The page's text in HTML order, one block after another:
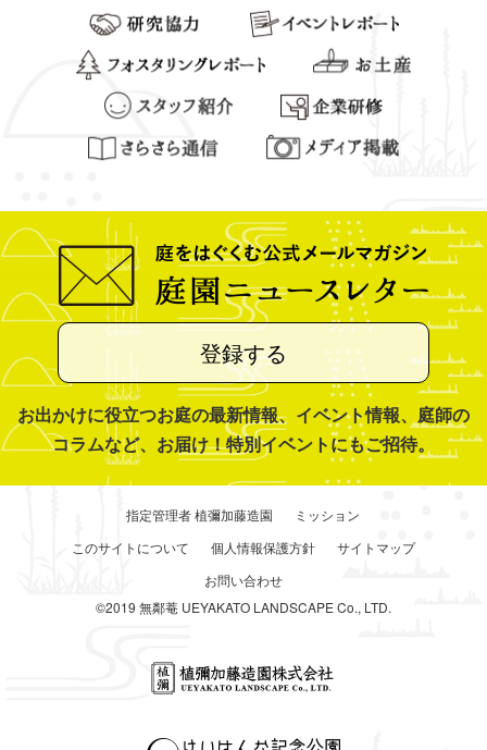
登録する
お出かけに役立つお庭の最新情報、イベント情報、庭師の
コラムなど、お届け！特別イベントにもご招待。
指定管理者 植彌加藤造園
ミッション
このサイトについて
個人情報保護方針
サイトマップ
お問い合わせ
©2019 無鄰菴 UEYAKATO LANDSCAPE Co., LTD.